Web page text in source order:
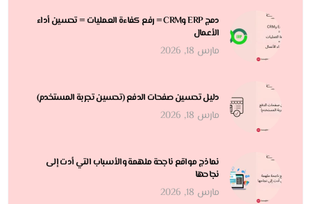
دمج ERP وCRM = رفع كفاءة العمليات = تحسين أداء
الأعمال
مارس 18, 2026
دليل تحسين صفحات الدفع (تحسين تجربة المستخدم)
مارس 18, 2026
نماذج مواقع ناجحة ملهمة والأسباب التي أدت إلى
نجاحها
مارس 18, 2026